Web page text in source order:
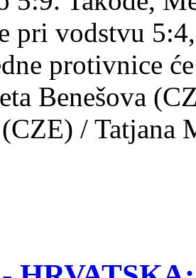
pri vodstvu
protivnice
Benešova
/ Tatjana